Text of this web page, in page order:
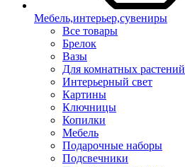
Мебель,интерьер,сувениры
Все товары
Брелок
Вазы
Для комнатных растений
Интерьерный свет
Картины
Ключницы
Копилки
Мебель
Подарочные наборы
Подсвечники